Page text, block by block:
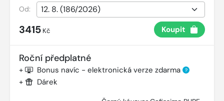
Od:
3415 Kč Koupit
Roční předplatné
+ Bonus navíc - elektronická verze zdarma ?
+ Dárek